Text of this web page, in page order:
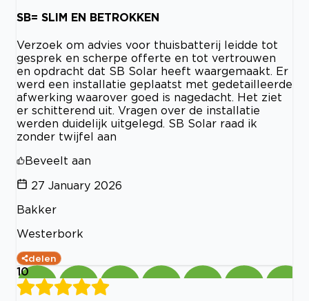
SB= SLIM EN BETROKKEN
Verzoek om advies voor thuisbatterij leidde tot
gesprek en scherpe offerte en tot vertrouwen
en opdracht dat SB Solar heeft waargemaakt. Er
werd een installatie geplaatst met gedetailleerde
afwerking waarover goed is nagedacht. Het ziet
er schitterend uit. Vragen over de installatie
werden duidelijk uitgelegd. SB Solar raad ik
zonder twijfel aan
Beveelt aan
27 January 2026
Bakker
Westerbork
delen
10